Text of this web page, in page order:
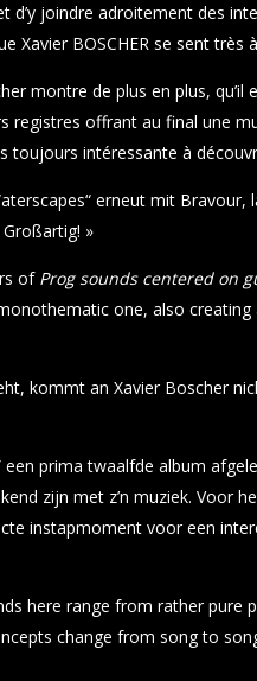
d’y joindre adroitement des
Xavier BOSCHER se sent très à
montre de plus en plus, qu’il
registres offrant au final une
toujours intéressante à
erneut mit Bravour,
»
of Prog sounds centered on
one, also creating
kommt an Xavier Boscher
prima twaalfde album
zijn met z’n muziek. Voor
instapmoment voor een
here range from rather pure
change from song to